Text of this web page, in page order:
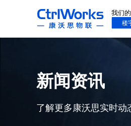
新闻资讯
了解更多康沃思实时动